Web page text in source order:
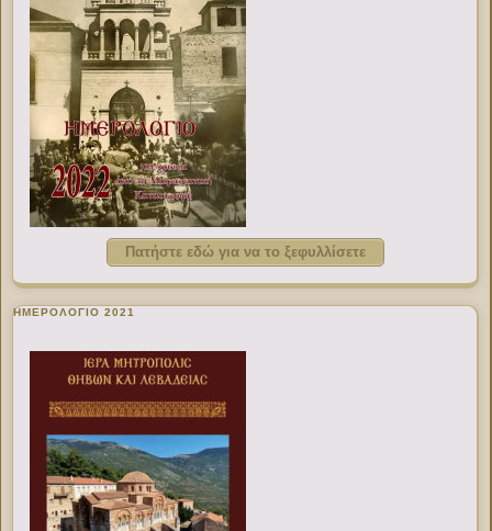
Πατήστε εδώ για να το ξεφυλλίσετε
ΗΜΕΡΟΛΟΓΙΟ 2021